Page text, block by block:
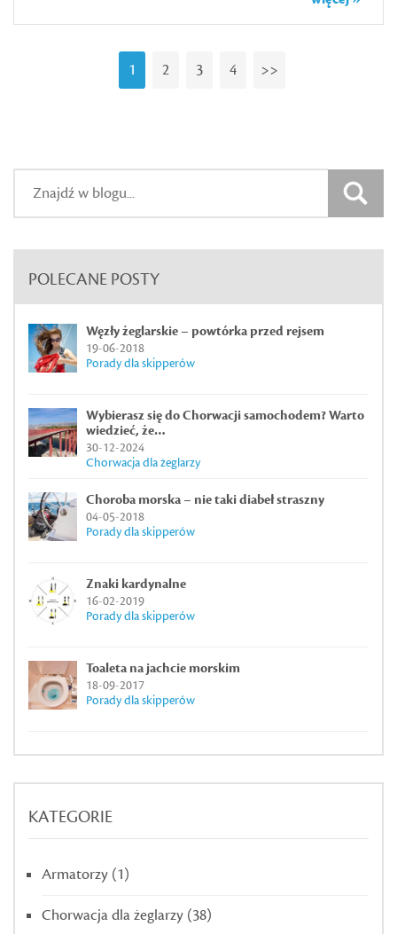
1 2 3 4 >>
POLECANE POSTY
Węzły żeglarskie – powtórka przed rejsem
19-06-2018
Porady dla skipperów
Wybierasz się do Chorwacji samochodem? Warto
wiedzieć, że…
30-12-2024
Chorwacja dla żeglarzy
Choroba morska – nie taki diabeł straszny
04-05-2018
Porady dla skipperów
Znaki kardynalne
16-02-2019
Porady dla skipperów
Toaleta na jachcie morskim
18-09-2017
Porady dla skipperów
KATEGORIE
Armatorzy (1)
Chorwacja dla żeglarzy (38)